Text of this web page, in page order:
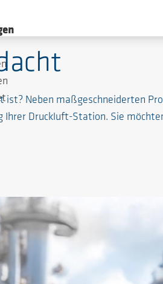
Neben maßgeschneiderten
Druckluft-Station. Sie